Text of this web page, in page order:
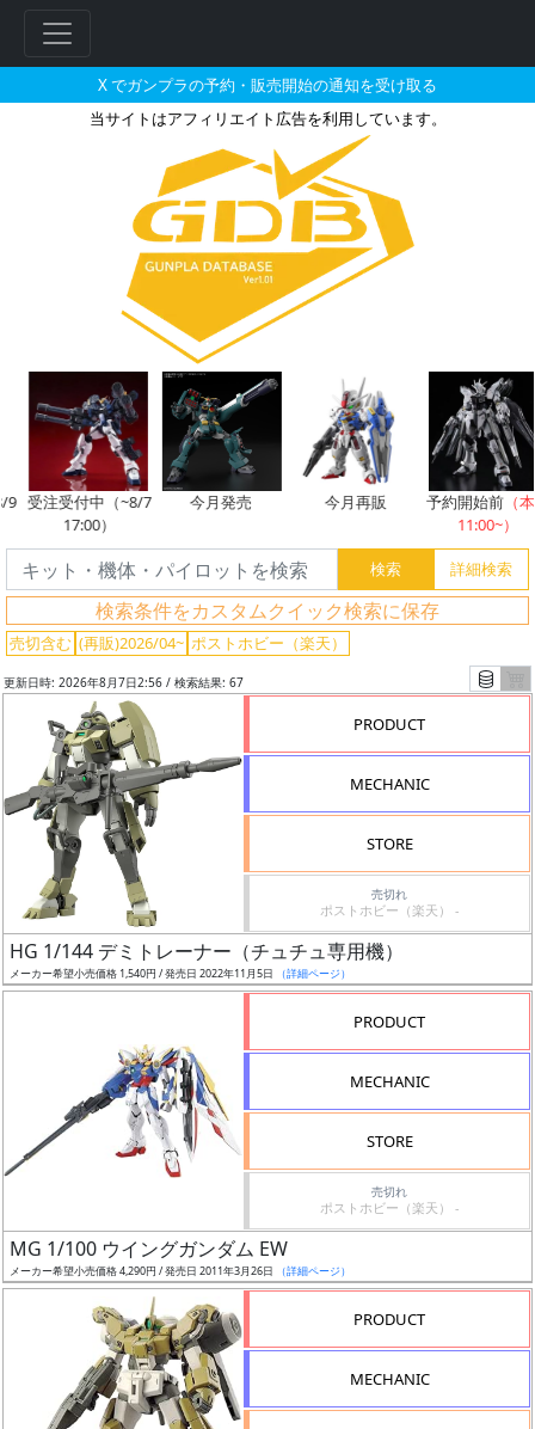
X でガンプラの予約・販売開始の通知を受け取る
当サイトはアフィリエイト広告を利用しています。
ポストホビー（楽天）で2026年
受注受付中（~8/7
17:00）
今月発売 今月再販 予約開始前（本
11:00~）
検索条件をカスタムクイック検索に保存
売切含む (再販)2026/04~ ポストホビー（楽天）
フ
リ
ー
グ
レ
ー
更新日時: 2026年8月7日2:56 / 検索結果: 67
PRODUCT
MECHANIC
STORE
売切れ
ポストホビー（楽天） -
HG 1/144 デミトレーナー（チュチュ専用機）
メーカー希望小売価格 1,540円 / 発売日 2022年11月5日 （詳細ページ）
PRODUCT
MECHANIC
STORE
売切れ
ポストホビー（楽天） -
MG 1/100 ウイングガンダム EW
メーカー希望小売価格 4,290円 / 発売日 2011年3月26日 （詳細ページ）
PRODUCT
MECHANIC